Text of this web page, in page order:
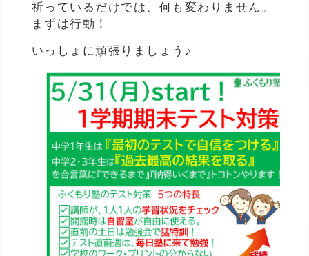
祈っているだけでは、何も変わりません。
まずは行動！
いっしょに頑張りましょう♪